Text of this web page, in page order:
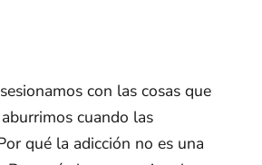
con las cosas que
cuando las
qué la adicción no es una